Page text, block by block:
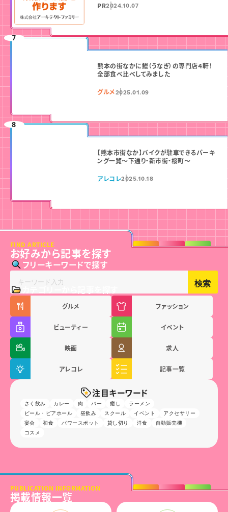
PR2024.10.07
熊本の街なかに鰻（うなぎ）の専門店４軒！
全部食べ比べしてみました
グルメ2025.01.09
【熊本市街なか】バイクが駐車できるパーキ
ング一覧〜下通り・新市街・桜町〜
アレコレ2025.10.18
FIND ARTICLE
お好みから記事を探す
フリーキーワードで探す
検索
カテゴリーから記事を探す
グルメ ファッション
ビューティー イベント
映画 求人
アレコレ 記事一覧
注目キーワード
さく飲み カレー 肉 バー 癒し
ラーメン
ビール・ビアホール
昼飲み スクール イベント
アクセサリー
宴会
和食 パワースポット 貸し切り 洋食
自動販売機
コスメ
PUBLICATION INFORMATION
掲載情報一覧